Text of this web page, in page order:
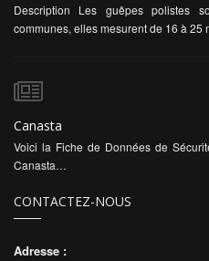
Description Les guêpes polistes
communes, elles mesurent de 16 à
Canasta
Voici la Fiche de Données de
Canasta…
CONTACTEZ-NOUS
Adresse :